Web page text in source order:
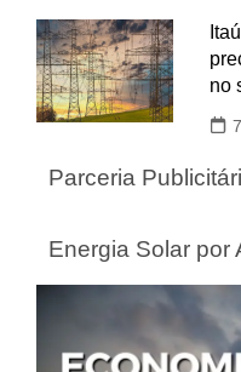
no
Parceria
Energia Solar por